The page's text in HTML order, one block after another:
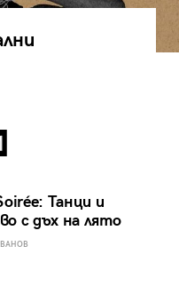
Танци и
с дъх на лято